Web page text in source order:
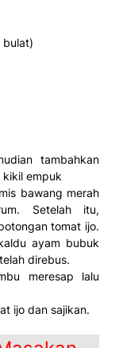
bulat)
tambahkan
empuk
bawang merah
Setelah itu,
tomat ijo.
ayam bubuk
direbus.
meresap lalu
ijo dan sajikan.